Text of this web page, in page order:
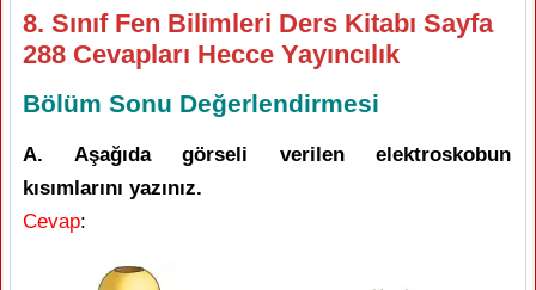
8. Sınıf Fen Bilimleri Ders Kitabı Sayfa
288 Cevapları Hecce Yayıncılık
Bölüm Sonu Değerlendirmesi
A. Aşağıda görseli verilen elektroskobun
kısımlarını yazınız.
Cevap: